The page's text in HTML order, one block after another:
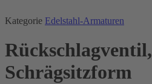
Kategorie Edelstahl-Armaturen
Rückschlagventil,
Schrägsitzform